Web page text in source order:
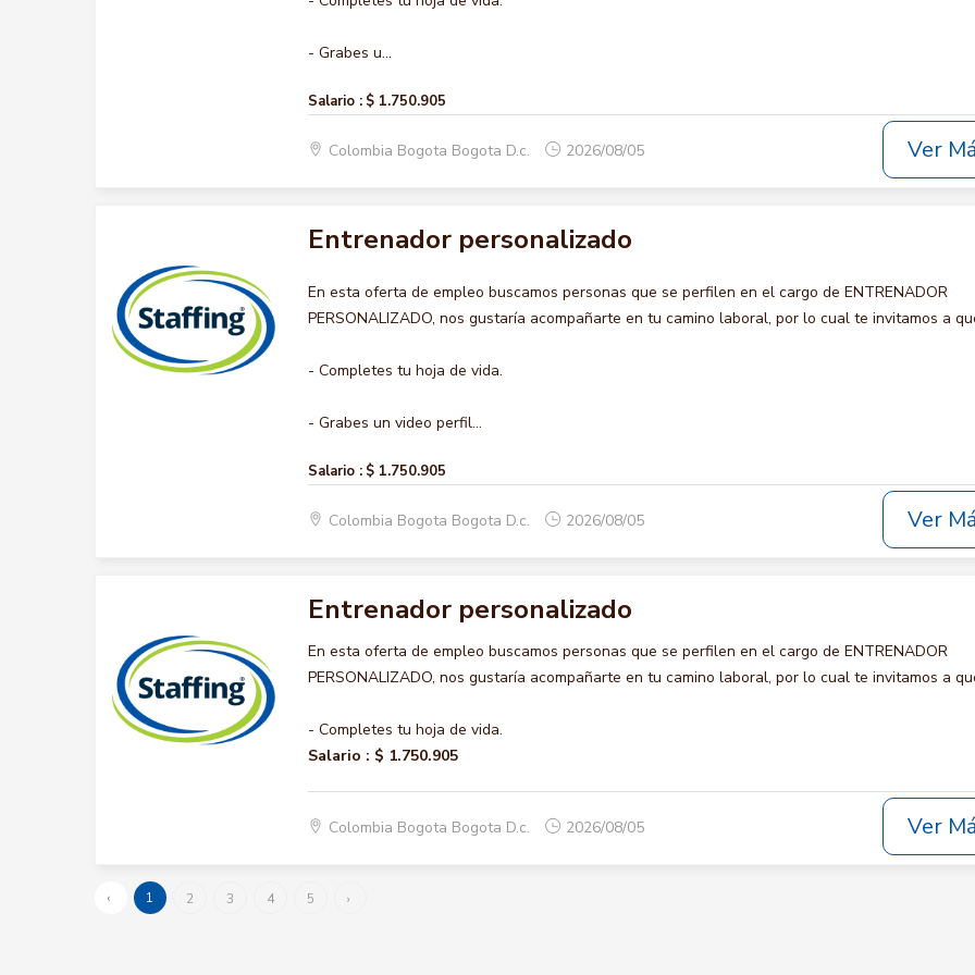
- Grabes u...
Salario : $ 1.750.905
Colombia Bogota Bogota D.c. 2026/08/05 Ver
Entrenador personalizado
En esta oferta de empleo buscamos personas que se perfilen en el cargo de ENTRENADOR
PERSONALIZADO, nos gustaría acompañarte en tu camino laboral, por lo cual te invitamos a
- Completes tu hoja de vida.
- Grabes un video perfil...
Salario : $ 1.750.905
Colombia Bogota Bogota D.c. 2026/08/05 Ver
Entrenador personalizado
En esta oferta de empleo buscamos personas que se perfilen en el cargo de ENTRENADOR
PERSONALIZADO, nos gustaría acompañarte en tu camino laboral, por lo cual te invitamos a
- Completes tu hoja de vida.
Salario : $ 1.750.905
Colombia Bogota Bogota D.c. 2026/08/05 Ver
‹ 1 2 3 4 5 ›